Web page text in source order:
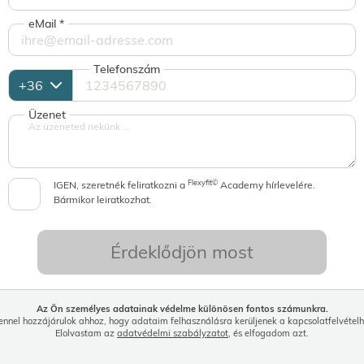
eMail *
Telefonszám
Üzenet
IGEN, szeretnék feliratkozni a Flexyfit© Academy hírlevelére.
Bármikor leiratkozhat.
Érdeklődjön most
Az Ön személyes adatainak védelme különösen fontos számunkra.
hozzájárulok ahhoz, hogy adataim felhasználásra kerüljenek a
Elolvastam az adatvédelmi szabályzatot, és elfogadom azt.